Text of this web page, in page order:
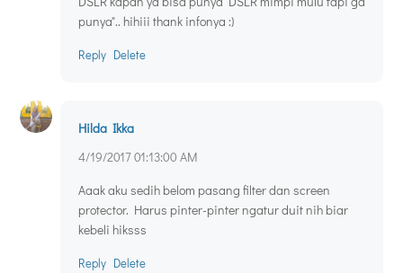
punya".. hihiii thank infonya :)
Reply Delete
Hilda Ikka
4/19/2017 01:13:00 AM
Aaak aku sedih belom pasang filter dan screen
protector. Harus pinter-pinter ngatur duit nih biar
kebeli hiksss
Reply Delete